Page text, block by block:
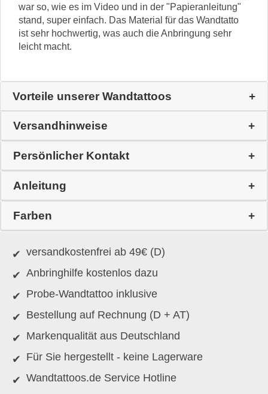
war so, wie es im Video und in der "Papieranleitung"
stand, super einfach. Das Material für das Wandtatto
ist sehr hochwertig, was auch die Anbringung sehr
leicht macht.
Vorteile unserer Wandtattoos
Versandhinweise
Persönlicher Kontakt
Anleitung
Farben
versandkostenfrei ab 49€ (D)
Anbringhilfe kostenlos dazu
Probe-Wandtattoo inklusive
Bestellung auf Rechnung (D + AT)
Markenqualität aus Deutschland
Für Sie hergestellt - keine Lagerware
Wandtattoos.de Service Hotline